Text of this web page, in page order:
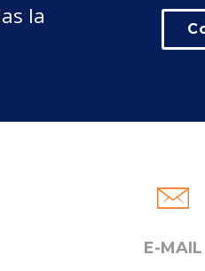
la
E-MAIL